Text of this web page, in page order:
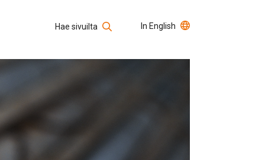
Usein kysytyt kysymykset
Avoimet työpaikat
Hae sivuilta In English